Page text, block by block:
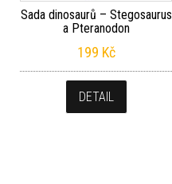
Sada dinosaurů – Stegosaurus
a Pteranodon
199 Kč
DETAIL